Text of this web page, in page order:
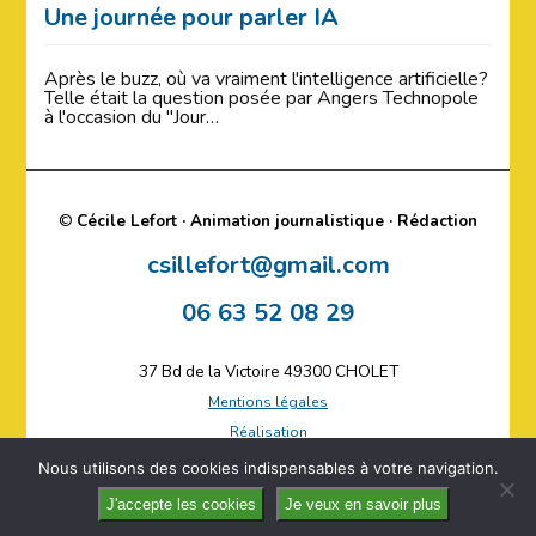
Une journée pour parler IA
Après le buzz, où va vraiment l'intelligence artificielle?
Telle était la question posée par Angers Technopole
à l'occasion du "Jour…
© Cécile Lefort · Animation journalistique · Rédaction
csillefort@gmail.com
06 63 52 08 29
37 Bd de la Victoire 49300 CHOLET
Mentions légales
Réalisation
Plan du site
Nous utilisons des cookies indispensables à votre navigation.
J'accepte les cookies Je veux en savoir plus